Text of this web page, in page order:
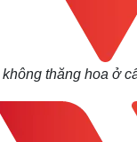
thăng hoa ở